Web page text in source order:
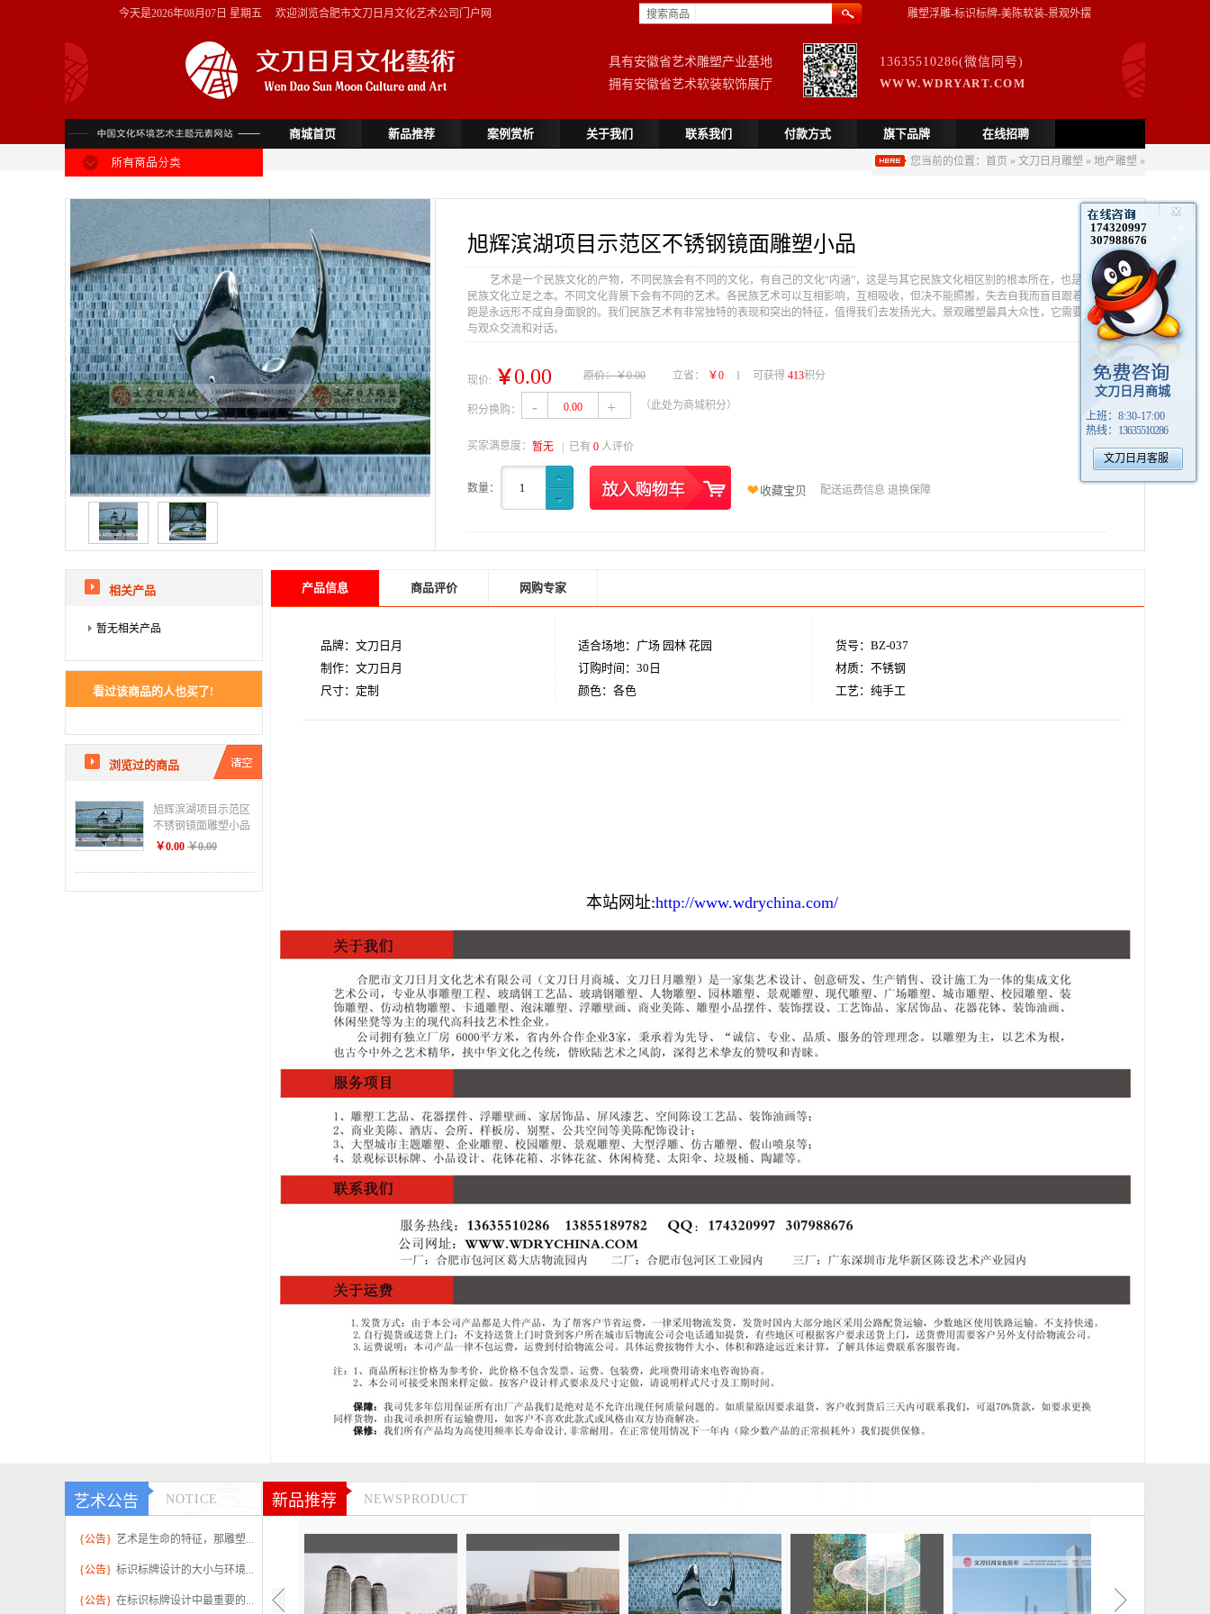
174320997
307988676
文刀日月商城
上班： 8:30-17:00
热线： 13635510286
文刀日月客服
今天是2026年08月07日 星期五 欢迎浏览合肥市文刀日月文化艺术公司门户网 雕塑浮雕-标识标牌-美陈软装-景观外摆
搜索商品
具有安徽省艺术雕塑产业基地
拥有安徽省艺术软装软饰展厅
13635510286(微信同号)
WWW.WDRYART.COM
商城首页 新品推荐 案例赏析 关于我们 联系我们 付款方式 旗下品牌 在线招聘
您当前的位置： 首页 » 文刀日月雕塑 » 地产雕塑 »
旭辉滨湖项目示范区不锈钢镜面雕塑小品
艺术是一个民族文化的产物，不同民族会有不同的文化，有自己的文化“内涵”，这是与其它民族文化相区别的根本所在，也是不同
民族文化立足之本。不同文化背景下会有不同的艺术。各民族艺术可以互相影响，互相吸收，但决不能照搬，失去自我而盲目跟着别人
跑是永远形不成自身面貌的。我们民族艺术有非常独特的表现和突出的特征，值得我们去发扬光大。景观雕塑最具大众性，它需要充分
与观众交流和对话。
现价: ￥0.00 原价：￥0.00 立省： ￥0 可获得 413积分
积分换购： - 0.00 + （此处为商城积分）
买家满意度： 暂无 | 已有 0 人评价
数量： 1 收藏宝贝 配送运费信息 退换保障
相关产品
暂无相关产品
看过该商品的人也买了!
浏览过的商品
旭辉滨湖项目示范区
不锈钢镜面雕塑小品
￥0.00 ￥0.00
产品信息 商品评价 网购专家
品牌：文刀日月
制作：文刀日月
尺寸：定制
适合场地：广场 园林 花园
订购时间：30日
颜色：各色
货号：BZ-037
材质：不锈钢
工艺：纯手工
本站网址:http://www.wdrychina.com/
艺术公告 NOTICE
{公告} 艺术是生命的特征，那雕塑...
{公告} 标识标牌设计的大小与环境...
{公告} 在标识标牌设计中最重要的...
新品推荐 NEWSPRODUCT